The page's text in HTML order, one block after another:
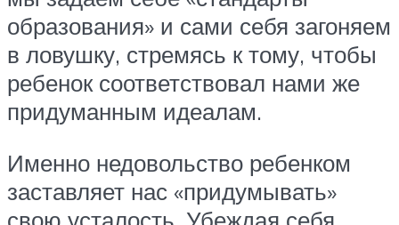
образования» и сами себя загоняем
в ловушку, стремясь к тому, чтобы
ребенок соответствовал нами же
придуманным идеалам.
Именно недовольство ребенком
заставляет нас «придумывать»